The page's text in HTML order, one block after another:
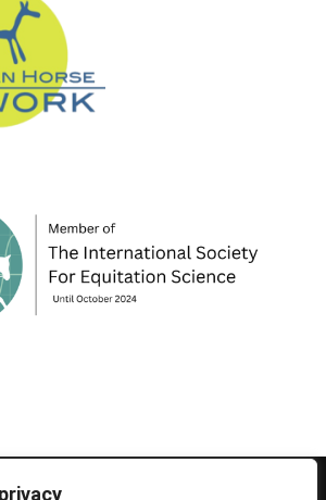
- International Federation of